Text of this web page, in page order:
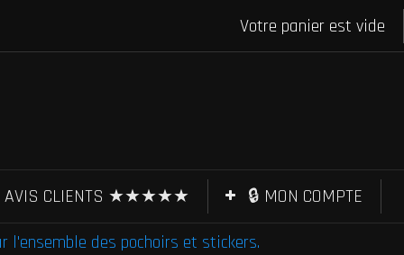
Votre panier est vide
AVIS CLIENTS ★★★★★
🔒 MON COMPTE
l'ensemble des pochoirs et stickers.